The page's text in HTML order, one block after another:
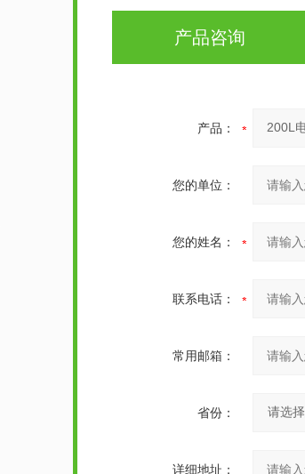
产品咨询
产品：
您的单位：
您的姓名：
联系电话：
常用邮箱：
省份：
详细地址：